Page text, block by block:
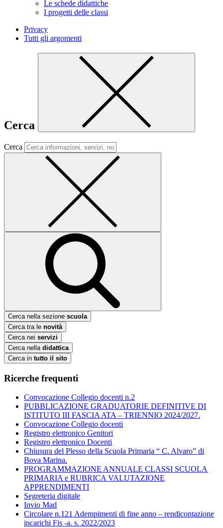
Le schede didattiche
I progetti delle classi
Privacy
Tutti gli argomenti
Cerca
Cerca
Cerca nella sezione scuola
Cerca tra le novità
Cerca nei servizi
Cerca nella didattica
Cerca in tutto il sito
Ricerche frequenti
Convocazione Collegio docenti n.2
PUBBLICAZIONE GRADUATORIE DEFINITIVE DI
ISTITUTO III FASCIA ATA – TRIENNIO 2024/2027.
Convocazione Collegio docenti
Registro elettronico Genitori
Registro elettronico Docenti
Chiusura del Plesso della Scuola Primaria “ C. Alvaro” di
Bova Marina.
PROGRAMMAZIONE ANNUALE CLASSI SCUOLA
PRIMARIA e RUBRICA VALUTAZIONE
APPRENDIMENTI
Segreteria digitale
Invio Mad
Circolare n.121 Adempimenti di fine anno – rendicontazione
incarichi Fis -a. s. 2022/2023